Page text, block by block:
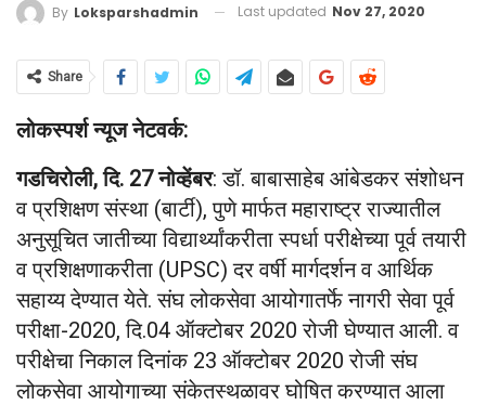
By Loksparshadmin Last updated Nov 27, 2020
Share
लोकस्पर्श न्यूज नेटवर्क:
गडचिरोली, दि. 27 नोव्हेंबर: डॉ. बाबासाहेब आंबेडकर संशोधन
व प्रशिक्षण संस्था (बार्टी), पुणे मार्फत महाराष्ट्र राज्यातील
अनुसूचित जातीच्या विद्यार्थ्यांकरीता स्पर्धा परीक्षेच्या पूर्व तयारी
व प्रशिक्षणाकरीता (UPSC) दर वर्षी मार्गदर्शन व आर्थिक
सहाय्य देण्यात येते. संघ लोकसेवा आयोगातर्फे नागरी सेवा पूर्व
परीक्षा-2020, दि.04 ऑक्टोबर 2020 रोजी घेण्यात आली. व
परीक्षेचा निकाल दिनांक 23 ऑक्टोबर 2020 रोजी संघ
लोकसेवा आयोगाच्या संकेतस्थळावर घोषित करण्यात आला